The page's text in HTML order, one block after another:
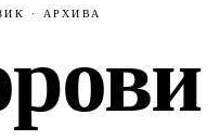
· АРХИВА